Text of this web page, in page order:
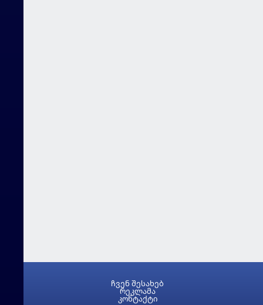
ჩვენ შესახებ
რეკლამა
კონტაქტი